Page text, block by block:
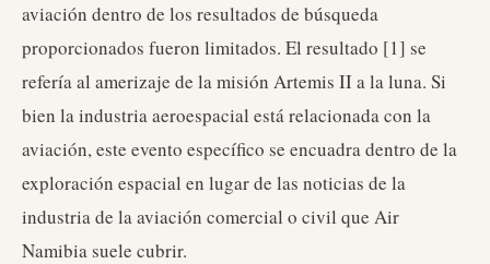
aviación dentro de los resultados de búsqueda
proporcionados fueron limitados. El resultado [1] se
refería al amerizaje de la misión Artemis II a la luna. Si
bien la industria aeroespacial está relacionada con la
aviación, este evento específico se encuadra dentro de la
exploración espacial en lugar de las noticias de la
industria de la aviación comercial o civil que Air
Namibia suele cubrir.